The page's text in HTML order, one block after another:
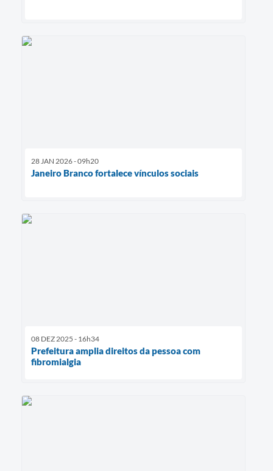
28 JAN 2026 - 09h20
Janeiro Branco fortalece vínculos sociais
08 DEZ 2025 - 16h34
Prefeitura amplia direitos da pessoa com
fibromialgia